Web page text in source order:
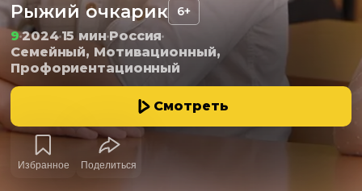
Рыжий очкарик 6+
9202415 мин Россия
Семейный, Мотивационный,
Профориентационный
Смотреть
Избранное Поделиться